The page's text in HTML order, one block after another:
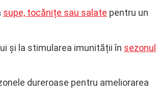
supe, tocănițe sau salate pentru un
și la stimularea imunității în sezonul
dureroase pentru ameliorarea